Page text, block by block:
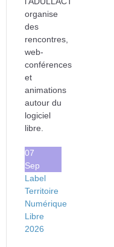
organise
des
rencontres,
web-
conférences
et
animations
autour du
logiciel
libre.
07
Sep
Label
Territoire
Numérique
Libre
2026